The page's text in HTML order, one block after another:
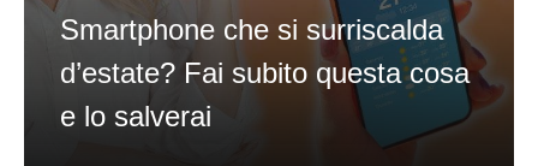
Smartphone che si surriscalda
d’estate? Fai subito questa cosa
e lo salverai